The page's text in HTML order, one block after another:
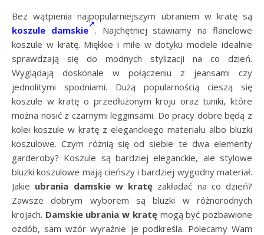
Bez wątpienia najpopularniejszym ubraniem w kratę są
koszule damskie
. Najchętniej stawiamy na flanelowe
koszule w kratę. Miękkie i miłe w dotyku modele idealnie
sprawdzają się do modnych stylizacji na co dzień.
Wyglądają doskonale w połączeniu z jeansami czy
jednolitymi spodniami. Dużą popularnością cieszą się
koszule w kratę o przedłużonym kroju oraz tuniki, które
można nosić z czarnymi legginsami. Do pracy dobre będą z
kolei koszule w kratę z eleganckiego materiału albo bluzki
koszulowe. Czym różnią się od siebie te dwa elementy
garderoby? Koszule są bardziej eleganckie, ale stylowe
bluzki koszulowe mają cieńszy i bardziej wygodny materiał.
Jakie ubrania damskie w kratę zakładać na co dzień?
Zawsze dobrym wyborem są bluzki w różnorodnych
krojach. Damskie ubrania w kratęmogą być pozbawione
ozdób, sam wzór wyraźnie je podkreśla. Polecamy Wam